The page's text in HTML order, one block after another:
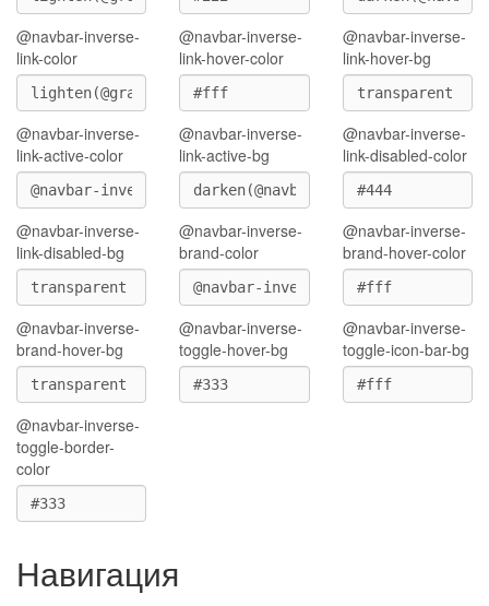
@navbar-inverse-
link-color
@navbar-inverse-
link-hover-color
@navbar-inverse-
link-hover-bg
@navbar-inverse-
link-active-color
@navbar-inverse-
link-active-bg
@navbar-inverse-
link-disabled-color
@navbar-inverse-
link-disabled-bg
@navbar-inverse-
brand-color
@navbar-inverse-
brand-hover-color
@navbar-inverse-
brand-hover-bg
@navbar-inverse-
toggle-hover-bg
@navbar-inverse-
toggle-icon-bar-bg
@navbar-inverse-
toggle-border-
color
Навигация